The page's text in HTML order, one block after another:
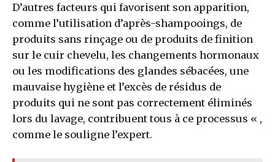
D’autres facteurs qui favorisent son apparition,
comme l’utilisation d’après-shampooings, de
produits sans rinçage ou de produits de finition
sur le cuir chevelu, les changements hormonaux
ou les modifications des glandes sébacées, une
mauvaise hygiène et l’excès de résidus de
produits qui ne sont pas correctement éliminés
lors du lavage, contribuent tous à ce processus « ,
comme le souligne l’expert.